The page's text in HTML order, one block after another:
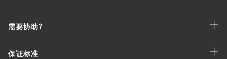
需要协助?
保证标准